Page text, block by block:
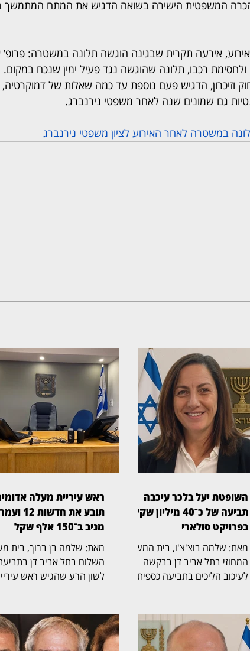
המשפטית הישירה בשואה הדגיש את המתח המתמשך
אירעה תקרית שבגינה הוגשה תלונה במשטרה:
רכבו, תלונה שהוגשה נגד פעיל ימין שנכח
וזיכרון, הדגיש פעם נוספת עד כמה שאלות של דמוקרטיה,
גם שמונים שנה לאחר משפטי נירנברג.
במשטרה לאחר האירוע לציון משפטי נירנברג
השופטת יעל בלכר עיכבה
תביעה של כ־40 מיליון שקל
בפרויקט סולארי
מאת: שלמה בוצ'צ'ו, בית המשפט
המחוזי בתל אביב דן בבקשה
לעיכוב הליכים בתביעה כספית
נווה אור שיא אנרגיה סולארי
שותפות מוגבלת ושיא נרגיה
2020 בע"מ. בפני השופטת יעל
ראש עיריית מעלה
תובע את חדשות 12
מניב ב־150 אלף שקל
מאת: שלמה בן ברוך,
השלום בתל אביב דן
לשון הרע שהגיש ראש
והכתב עמרי מניב. בתביעה,
שהועמדה על סך
נטען כי כתבה ששודרה